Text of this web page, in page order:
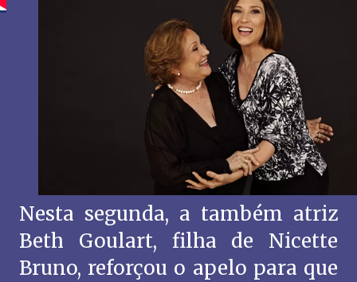
Nesta segunda, a também atriz
Beth Goulart, filha de Nicette
Bruno, reforçou o apelo para que